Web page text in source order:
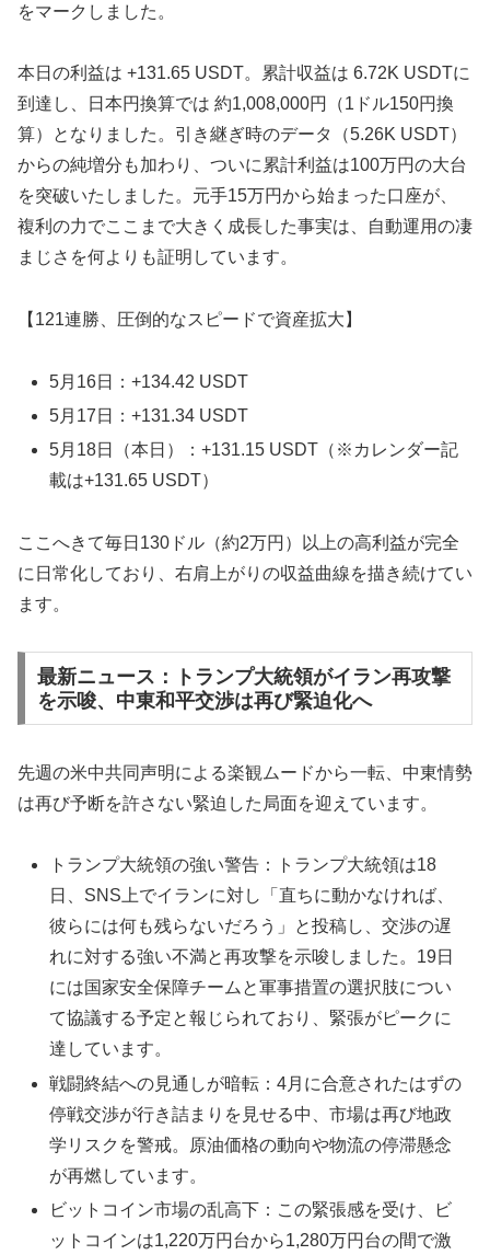
をマークしました。
本日の利益は +131.65 USDT。累計収益は 6.72K USDTに
到達し、日本円換算では 約1,008,000円（1ドル150円換
算）となりました。引き継ぎ時のデータ（5.26K USDT）
からの純増分も加わり、ついに累計利益は100万円の大台
を突破いたしました。元手15万円から始まった口座が、
複利の力でここまで大きく成長した事実は、自動運用の凄
まじさを何よりも証明しています。
【121連勝、圧倒的なスピードで資産拡大】
5月16日：+134.42 USDT
5月17日：+131.34 USDT
5月18日（本日）：+131.15 USDT（※カレンダー記
載は+131.65 USDT）
ここへきて毎日130ドル（約2万円）以上の高利益が完全
に日常化しており、右肩上がりの収益曲線を描き続けてい
ます。
最新ニュース：トランプ大統領がイラン再攻撃
を示唆、中東和平交渉は再び緊迫化へ
先週の米中共同声明による楽観ムードから一転、中東情勢
は再び予断を許さない緊迫した局面を迎えています。
トランプ大統領の強い警告：トランプ大統領は18
日、SNS上でイランに対し「直ちに動かなければ、
彼らには何も残らないだろう」と投稿し、交渉の遅
れに対する強い不満と再攻撃を示唆しました。19日
には国家安全保障チームと軍事措置の選択肢につい
て協議する予定と報じられており、緊張がピークに
達しています。
戦闘終結への見通しが暗転：4月に合意されたはずの
停戦交渉が行き詰まりを見せる中、市場は再び地政
学リスクを警戒。原油価格の動向や物流の停滞懸念
が再燃しています。
ビットコイン市場の乱高下：この緊張感を受け、ビ
ットコインは1,220万円台から1,280万円台の間で激